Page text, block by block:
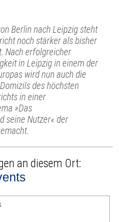
Berlin nach Leipzig steht
noch stärker als bisher
Nach erfolgreicher
in Leipzig in einem der
wird nun auch die
des höchsten
in einer
»Das
seine Nutzer« der
an diesem Ort: